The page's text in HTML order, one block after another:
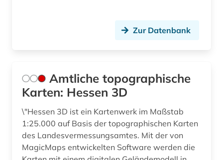
Zur Datenbank
Amtliche topographische
Karten: Hessen 3D
\"Hessen 3D ist ein Kartenwerk im Maßstab
1:25.000 auf Basis der topographischen Karten
des Landesvermessungsamtes. Mit der von
MagicMaps entwickelten Software werden die